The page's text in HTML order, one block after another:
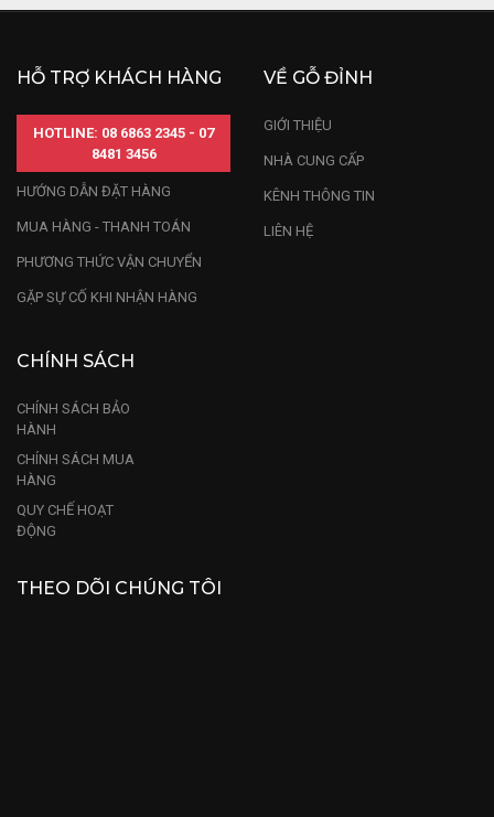
HỖ TRỢ KHÁCH HÀNG
HOTLINE: 08 6863 2345 - 07
8481 3456
HƯỚNG DẪN ĐẶT HÀNG
MUA HÀNG - THANH TOÁN
PHƯƠNG THỨC VẬN CHUYỂN
GẶP SỰ CỐ KHI NHẬN HÀNG
VỀ GỖ ĐỈNH
GIỚI THIỆU
NHÀ CUNG CẤP
KÊNH THÔNG TIN
LIÊN HỆ
CHÍNH SÁCH
CHÍNH SÁCH BẢO
HÀNH
CHÍNH SÁCH MUA
HÀNG
QUY CHẾ HOẠT
ĐỘNG
THEO DÕI CHÚNG TÔI